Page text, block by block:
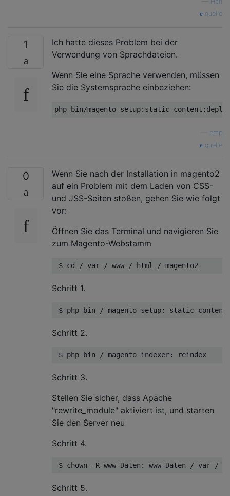
quelle
1
Ich hatte dieses Problem bei der
Verwendung von Sprachdateien.
Wenn Sie eine Sprache verwenden, müssen
Sie die Systemsprache einbeziehen:
php bin/magento setup: static-content :
emp
quelle
0
Wenn Sie nach der Installation in magento2
auf ein Problem mit dem Laden von CSS-
und JSS-Seiten stoßen, gehen Sie wie folgt
vor:
Öffnen Sie das Terminal und navigieren Sie
zum Magento-Webstamm
$ cd / var / www / html / magento2
Schritt 1.
$ php bin / magento setup: static-
Schritt 2.
$ php bin / magento indexer: reindex
Schritt 3.
Stellen Sie sicher, dass Apache
"rewrite_module" aktiviert ist, und starten
Sie den Server neu
Schritt 4.
$ chown -R www-Daten: www-Daten / var /
Schritt 5.